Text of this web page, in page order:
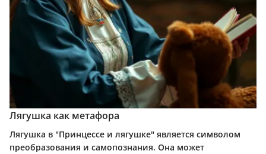
Лягушка как метафора
Лягушка в "Принцессе и лягушке" является символом
преобразования и самопознания. Она может